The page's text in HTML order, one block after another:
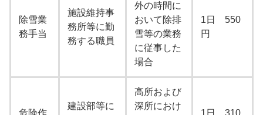
除雪業
務手当
施設維持事
務所等に勤
務する職員
外の時間に
おいて除排
雪等の業務
に従事した
場合
1日 550
円
危険作
建設部等に
高所および
深所におけ
1日 310